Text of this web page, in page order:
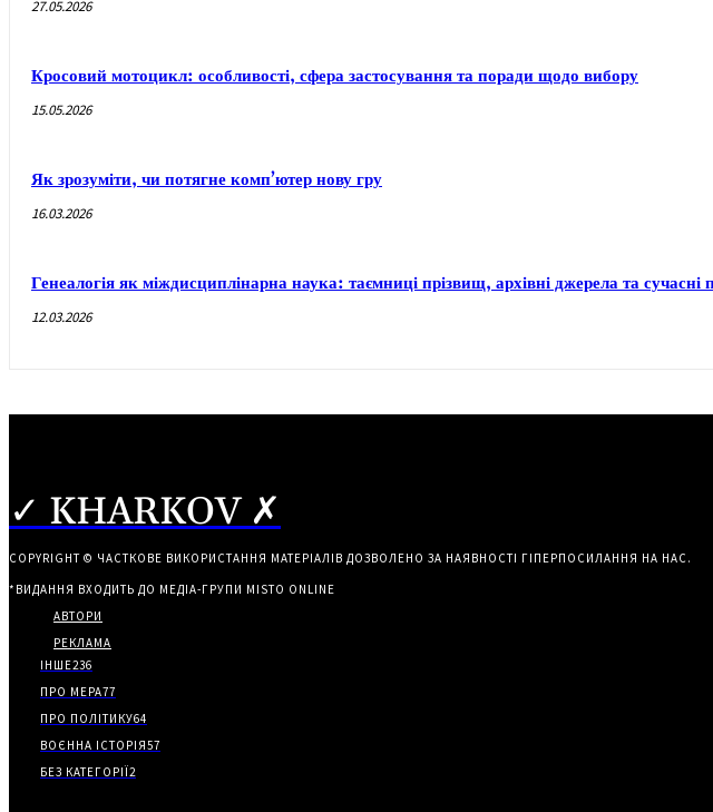
27.05.2026
Кросовий мотоцикл: особливості, сфера застосування та поради щодо вибору
15.05.2026
Як зрозуміти, чи потягне комп’ютер нову гру
16.03.2026
Генеалогія як міждисциплінарна наука: таємниці прізвищ, архівні джерела та
12.03.2026
✓ KHARKOV ✗
COPYRIGHT © ЧАСТКОВЕ ВИКОРИСТАННЯ МАТЕРІАЛІВ ДОЗВОЛЕНО ЗА НАЯВНОСТІ ГІПЕРПОСИЛАННЯ НА НАС.
*ВИДАННЯ ВХОДИТЬ ДО МЕДІА-ГРУПИ MISTO ONLINE
АВТОРИ
РЕКЛАМА
ІНШЕ236
ПРО МЕРА77
ПРО ПОЛІТИКУ64
ВОЄННА ІСТОРІЯ57
БЕЗ КАТЕГОРІЇ2